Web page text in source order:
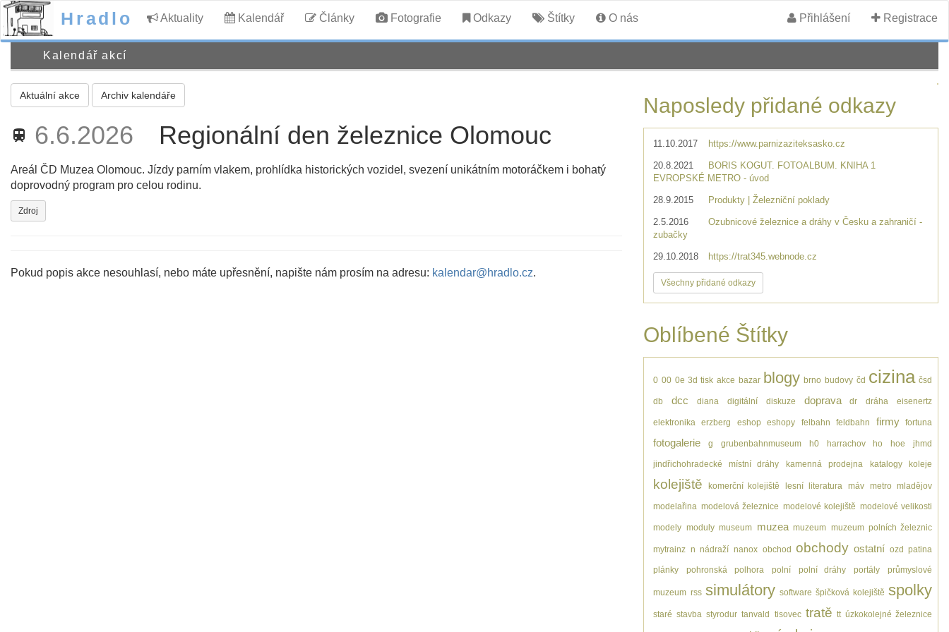
Hradlo Aktuality Kalendář Články Fotografie Odkazy Štítky O nás Přihlášení Registrace
Kalendář akcí
Aktuální akce Archiv kalendáře
train 6.6.2026 Regionální den železnice Olomouc
Areál ČD Muzea Olomouc. Jízdy parním vlakem, prohlídka historických vozidel, svezení unikátním motoráčkem i bohatý
doprovodný program pro celou rodinu.
Zdroj
Pokud popis akce nesouhlasí, nebo máte upřesnění, napište nám prosím na adresu: kalendar@hradlo.cz.
Naposledy přidané odkazy
11.10.2017 https://www.parnizaziteksasko.cz
20.8.2021
BORIS KOGUT. FOTOALBUM. KNIHA 1
EVROPSKÉ METRO - úvod
28.9.2015 Produkty | Železniční poklady
2.5.2016
Ozubnicové železnice a dráhy v Česku a zahraničí -
zubačky
29.10.2018 https://trat345.webnode.cz
Všechny přidané odkazy
Oblíbené Štítky
0 00 0e 3d tisk akce bazar blogy brno budovy čd cizina čsd
db dcc diana digitální diskuze doprava dr dráha eisenertz
elektronika erzberg eshop eshopy felbahn feldbahn firmy fortuna
fotogalerie g grubenbahnmuseum h0 harrachov ho hoe jhmd
jindřichohradecké místní dráhy kamenná prodejna katalogy koleje
kolejiště komerční kolejiště lesní literatura máv metro mladějov
modelařina modelová železnice modelové kolejiště modelové velikosti
modely moduly museum muzea muzeum muzeum polních železnic
mytrainz n nádraží nanox obchod obchody ostatní ozd patina
plánky pohronská polhora polní polní dráhy portály průmyslové
muzeum rss simulátory software špičková kolejiště spolky
staré stavba styrodur tanvald tisovec tratě tt úzkokolejné železnice